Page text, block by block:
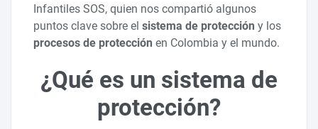
Infantiles SOS, quien nos compartió algunos
puntos clave sobre elsistema de protección y los
procesos de protección en Colombia y el mundo.
¿Qué es un sistema de
protección?